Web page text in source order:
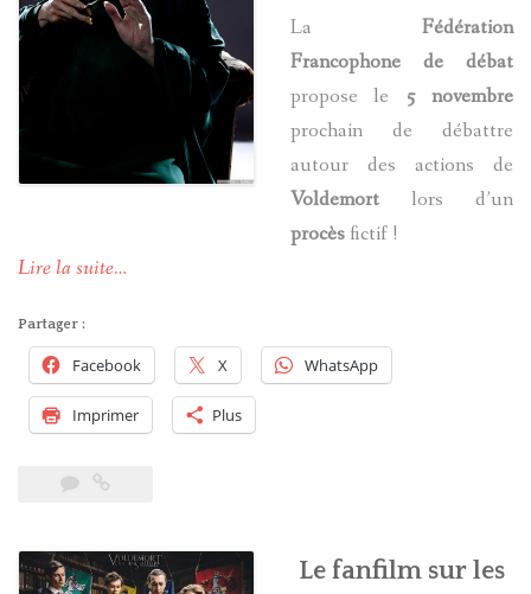
La Fédération
Francophone de débat
propose le
5 novembre
prochain de débattre
autour des actions de
Voldemort lors d’un
procès fictif !
Lire la suite…
Partager :
Facebook X WhatsApp
Imprimer Plus
Le fanfilm sur les